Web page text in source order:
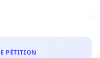
PÉTITION